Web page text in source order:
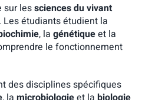
sur lessciences du vivant
Les étudiants étudient la
, la génétiqueet la
le fonctionnement
des disciplines spécifiques